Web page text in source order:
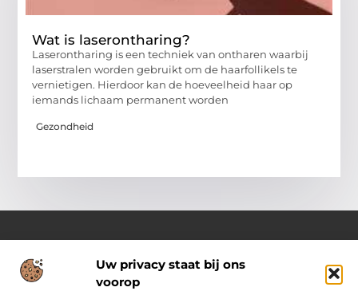
Uw privacy staat bij ons
voorop
Wat is laserontharing?
Laserontharing is een techniek van ontharen waarbij
laserstralen worden gebruikt om de haarfollikels te
vernietigen. Hierdoor kan de hoeveelheid haar op
iemands lichaam permanent worden
Gezondheid
Over Pass4sure.nl
Jouw bron voor slimme inzichten en praktische tips